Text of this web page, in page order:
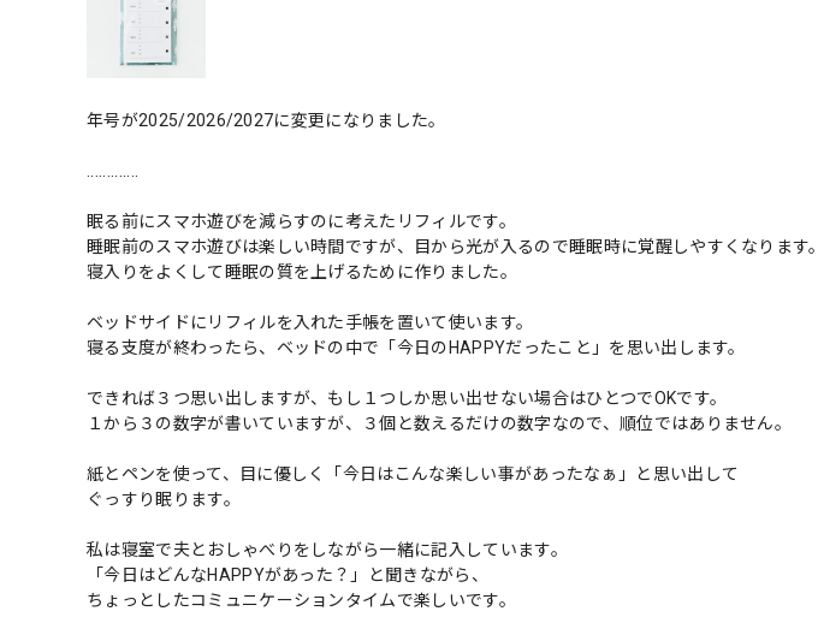
年号が2025/2026/2027に変更になりました。
眠る前にスマホ遊びを減らすのに考えたリフィルです。
睡眠前のスマホ遊びは楽しい時間ですが、目から光が入るので睡眠時に覚醒しやすくなります。
寝入りをよくして睡眠の質を上げるために作りました。
ベッドサイドにリフィルを入れた手帳を置いて使います。
寝る支度が終わったら、ベッドの中で「今日のHAPPYだったこと」を思い出します。
できれば３つ思い出しますが、もし１つしか思い出せない場合はひとつでOKです。
１から３の数字が書いていますが、３個と数えるだけの数字なので、順位ではありません。
紙とペンを使って、目に優しく「今日はこんな楽しい事があったなぁ」と思い出して
ぐっすり眠ります。
私は寝室で夫とおしゃべりをしながら一緒に記入しています。
「今日はどんなHAPPYがあった？」と聞きながら、
ちょっとしたコミュニケーションタイムで楽しいです。